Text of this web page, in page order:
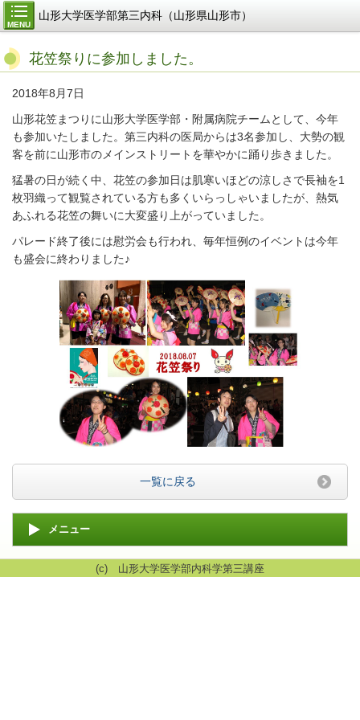
MENU
山形大学医学部第三内科（山形県山形市）
花笠祭りに参加しました。
2018年8月7日
山形花笠まつりに山形大学医学部・附属病院チームとして、今年
も参加いたしました。第三内科の医局からは3名参加し、大勢の観
客を前に山形市のメインストリートを華やかに踊り歩きました。
猛暑の日が続く中、花笠の参加日は肌寒いほどの涼しさで長袖を1
枚羽織って観覧されている方も多くいらっしゃいましたが、熱気
あふれる花笠の舞いに大変盛り上がっていました。
パレード終了後には慰労会も行われ、毎年恒例のイベントは今年
も盛会に終わりました♪
一覧に戻る
メニュー
(c) 山形大学医学部内科学第三講座